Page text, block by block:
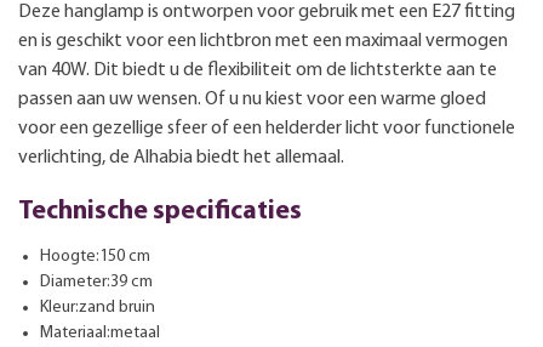
Deze hanglamp is ontworpen voor gebruik met een E27 fitting
en is geschikt voor een lichtbron met een maximaal vermogen
van 40W. Dit biedt u de flexibiliteit om de lichtsterkte aan te
passen aan uw wensen. Of u nu kiest voor een warme gloed
voor een gezellige sfeer of een helderder licht voor functionele
verlichting, de Alhabia biedt het allemaal.
Technische specificaties
Hoogte:150 cm
Diameter:39 cm
Kleur:zand bruin
Materiaal:metaal